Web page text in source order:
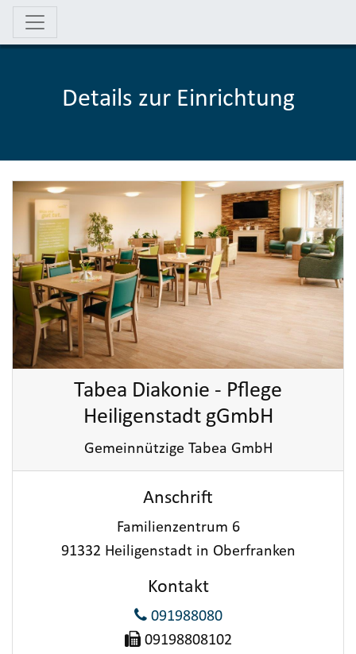
Details zur Einrichtung
Tabea Diakonie - Pflege
Heiligenstadt gGmbH
Gemeinnützige Tabea GmbH
Anschrift
Familienzentrum 6
91332 Heiligenstadt in Oberfranken
Kontakt
091988080
09198808102